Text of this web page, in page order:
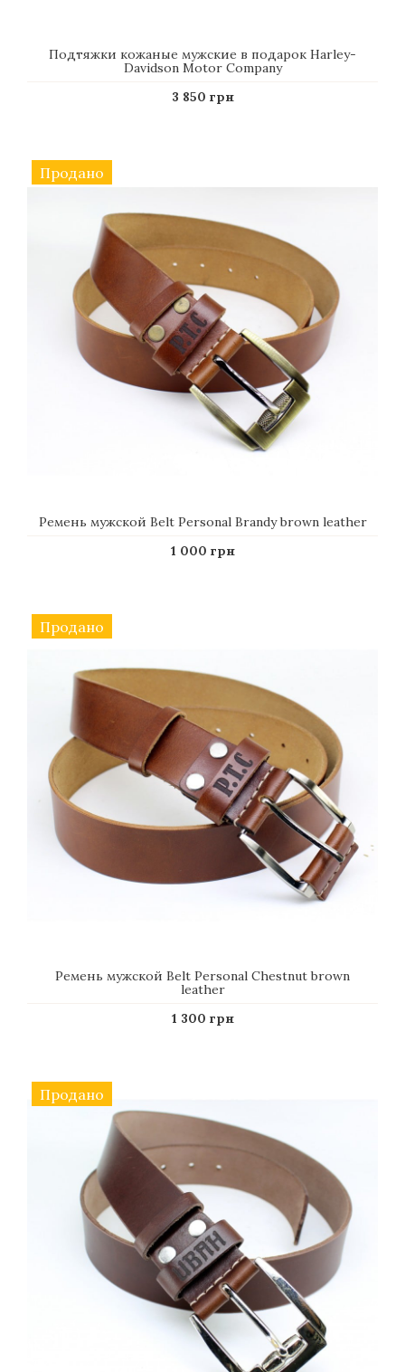
Подтяжки кожаные мужские в подарок Harley-
Davidson Motor Company
3 850 грн
Продано
Ремень мужской Belt Personal Brandy brown leather
1 000 грн
Продано
Ремень мужской Belt Personal Chestnut brown
leather
1 300 грн
Продано